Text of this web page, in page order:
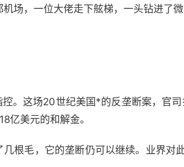
场，一位大佬走下舷梯，一头钻进了微
。这场20世纪美国*的反垄断案，官
亿美元的和解金。
根毛，它的垄断仍可以继续。业界对